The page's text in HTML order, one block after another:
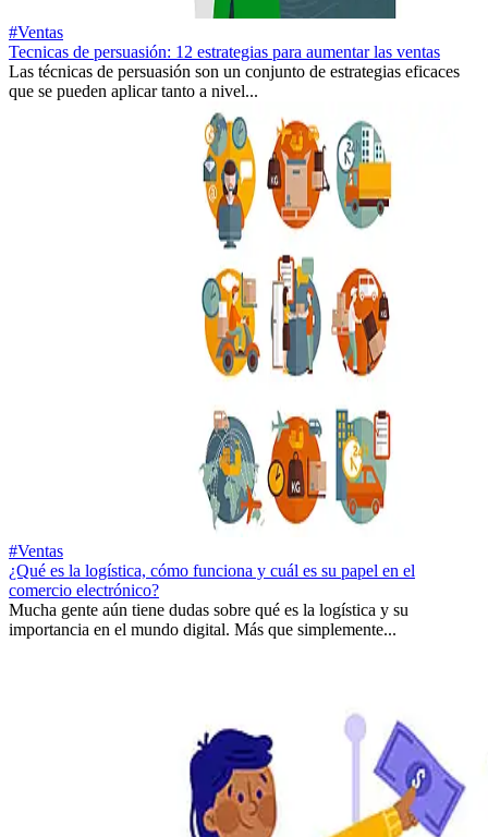
#Ventas
Tecnicas de persuasión: 12 estrategias para aumentar las ventas
Las técnicas de persuasión son un conjunto de estrategias eficaces
que se pueden aplicar tanto a nivel...
#Ventas
¿Qué es la logística, cómo funciona y cuál es su papel en el
comercio electrónico?
Mucha gente aún tiene dudas sobre qué es la logística y su
importancia en el mundo digital. Más que simplemente...